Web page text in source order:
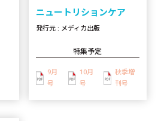
ニュートリションケア
発行元 : メディカ出版
特集予定
9月
号
10月
号
秋季増
刊号